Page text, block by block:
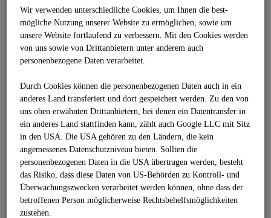
Industriefußböden
Sport- und Freizeitanlagen
Teststrecken
Schutzeinrichtungen
Neubau und Sanierung
Öffentlich-Private-Partnerschaften - ÖPP
Überblick
Bausysteme und Bauprodukte
Maschinen und Technik
LEAN.Construction
Forschungsprojekte
BIM 5D® im Verkehrswegebau
Kompetenzzentrum BIM Deutschland
3D-Mapping-Services
Landesinitiative Qualitäts-Straßenbau
Baden-Württemberg 4.0 (QSBW 4.0)
Das Beton-Tool Betty
teamconcept
Wir verwenden unterschiedliche Cookies, um Ihnen die best­
mögliche Nutzung unserer Website zu ermöglichen, sowie um
unsere Website fortlaufend zu verbessern. Mit den Cookies werden
von uns sowie von Drittanbietern unter anderem auch
personenbezogene Daten verarbeitet.
Durch Cookies können die personenbezogenen Daten auch in ein
anderes Land transferiert und dort gespeichert werden. Zu den von
uns oben erwähnten Drittanbietern, bei denen ein Datentransfer in
ein anderes Land stattfinden kann, zählt auch Google LLC mit Sitz
in den USA. Die USA gehören zu den Ländern, die kein
angemessenes Datenschutzniveau bieten. Sollten die
personenbezogenen Daten in die USA übertragen werden, besteht
das Risiko, dass diese Daten von US-Behörden zu Kontroll- und
Überwachungszwecken verarbeitet werden können, ohne dass der
betroffenen Person möglicherweise Rechtsbehelfsmöglichkeiten
zustehen.